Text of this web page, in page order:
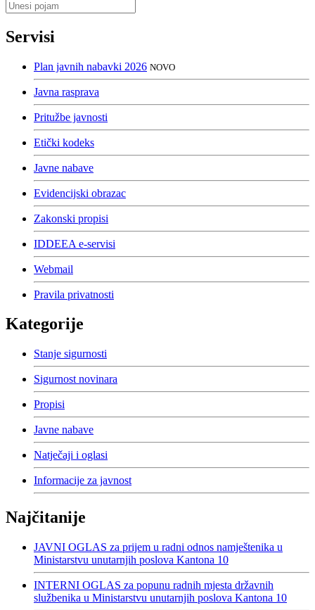
Servisi
Plan javnih nabavki 2026 NOVO
Javna rasprava
Pritužbe javnosti
Etički kodeks
Javne nabave
Evidencijski obrazac
Zakonski propisi
IDDEEA e-servisi
Webmail
Pravila privatnosti
Kategorije
Stanje sigurnosti
Sigurnost novinara
Propisi
Javne nabave
Natječaji i oglasi
Informacije za javnost
Najčitanije
JAVNI OGLAS za prijem u radni odnos namještenika u
Ministarstvu unutarnjih poslova Kantona 10
INTERNI OGLAS za popunu radnih mjesta državnih
službenika u Ministarstvu unutarnjih poslova Kantona 10